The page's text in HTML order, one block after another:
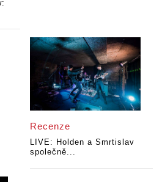
Recenze
LIVE: Holden a Smrtislav
společně...